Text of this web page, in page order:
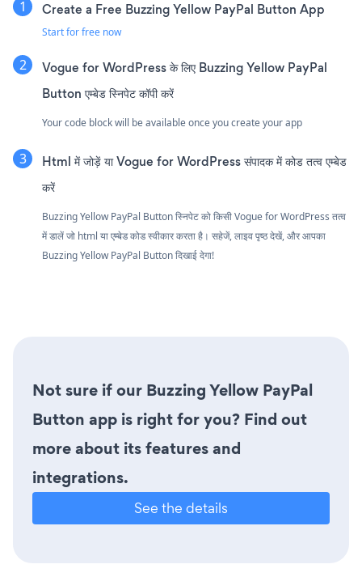
Create a Free Buzzing Yellow PayPal Button App
Start for free now
Vogue for WordPress के लिए Buzzing Yellow PayPal
Button एम्बेड स्निपेट कॉपी करें
Your code block will be available once you create your app
Html में जोड़ें या Vogue for WordPress संपादक में कोड तत्व एम्बेड
करें
Buzzing Yellow PayPal Button स्निपेट को किसी Vogue for WordPress तत्व
में डालें जो html या एम्बेड कोड स्वीकार करता है। सहेजें, लाइव पृष्ठ देखें, और आपका
Buzzing Yellow PayPal Button दिखाई देगा!
Not sure if our Buzzing Yellow PayPal
Button app is right for you? Find out
more about its features and
integrations.
See the details